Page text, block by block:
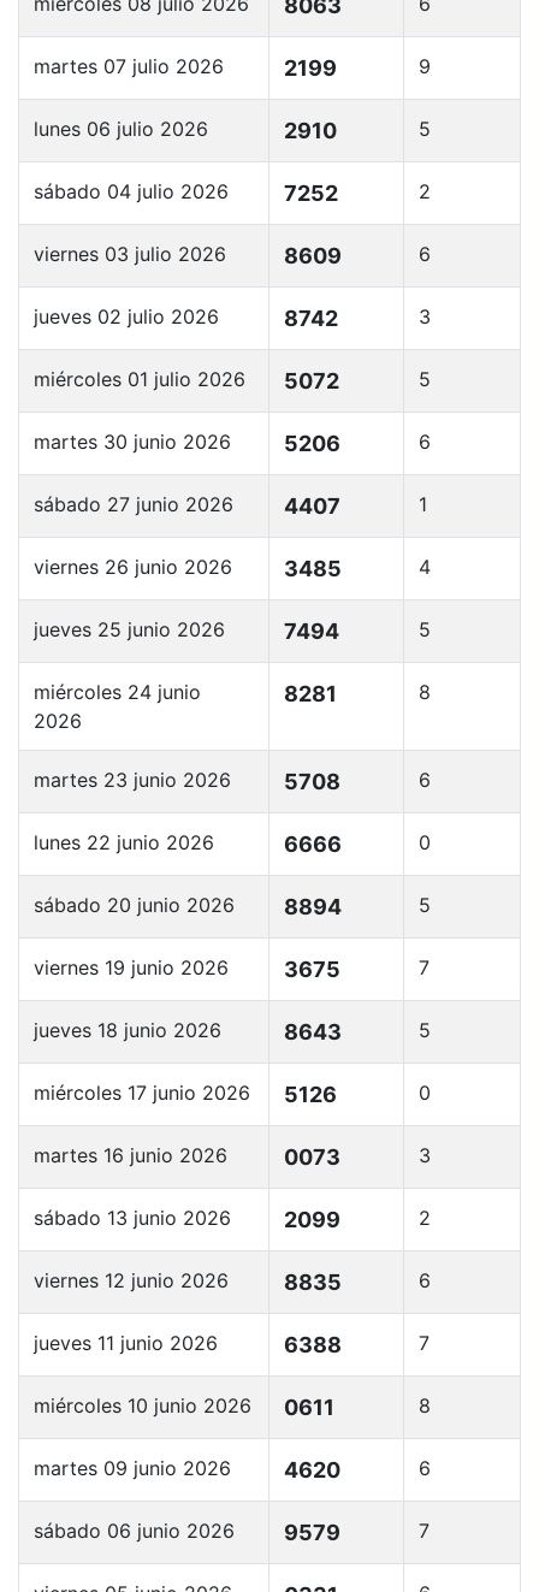
8063
martes 07 julio 2026 2199 9
lunes 06 julio 2026 2910 5
sábado 04 julio 2026 7252 2
viernes 03 julio 2026 8609 6
jueves 02 julio 2026 8742 3
miércoles 01 julio 2026 5072 5
martes 30 junio 2026 5206 6
sábado 27 junio 2026 4407 1
viernes 26 junio 2026 3485 4
jueves 25 junio 2026 7494 5
miércoles 24 junio
2026
8281 8
martes 23 junio 2026 5708 6
lunes 22 junio 2026 6666 0
sábado 20 junio 2026 8894 5
viernes 19 junio 2026 3675 7
jueves 18 junio 2026 8643 5
miércoles 17 junio 2026 5126 0
martes 16 junio 2026 0073 3
sábado 13 junio 2026 2099 2
viernes 12 junio 2026 8835 6
jueves 11 junio 2026 6388 7
miércoles 10 junio 2026 0611 8
martes 09 junio 2026 4620 6
sábado 06 junio 2026 9579 7